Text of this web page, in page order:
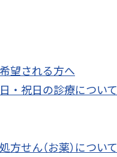
望される方へ
・祝日の診療について
せん（お薬）について